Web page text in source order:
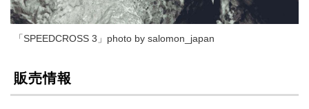
「SPEEDCROSS 3」photo by salomon_japan
販売情報